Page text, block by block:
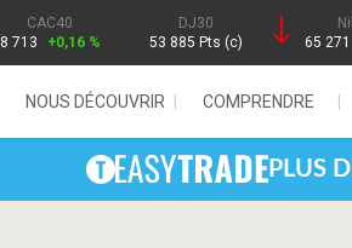
CAC40
8 713
+0,16 %
DJ30
53 885 Pts (c)
65 271
NOUS DÉCOUVRIR COMPRENDRE
PLUS